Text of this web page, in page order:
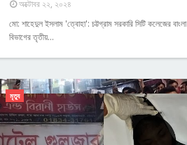
অক্টোবর ২২, ২০২৪
মো: শাহেদুল ইসলাম 'ত্বোহা': চট্টগ্রাম সরকারি সিটি কলেজের বাংলা
বিভাগের তৃতীয়…
মৃত্যু